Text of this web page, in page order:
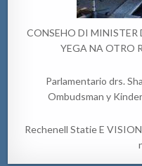
CONSEHO DI MINISTER
YEGA NA OTRO
Parlamentario drs.
Ombudsman y
Rechenell Statie E